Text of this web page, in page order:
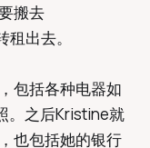
搬去
出去。
包括各种电器如
。之后Kristine就
也包括她的银行